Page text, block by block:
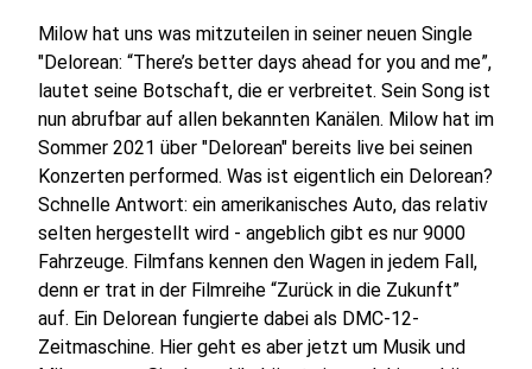
Milow hat uns was mitzuteilen in seiner neuen Single
"Delorean: “There’s better days ahead for you and me”,
lautet seine Botschaft, die er verbreitet. Sein Song ist
nun abrufbar auf allen bekannten Kanälen. Milow hat im
Sommer 2021 über "Delorean" bereits live bei seinen
Konzerten performed. Was ist eigentlich ein Delorean?
Schnelle Antwort: ein amerikanisches Auto, das relativ
selten hergestellt wird - angeblich gibt es nur 9000
Fahrzeuge. Filmfans kennen den Wagen in jedem Fall,
denn er trat in der Filmreihe “Zurück in die Zukunft”
auf. Ein Delorean fungierte dabei als DMC-12-
Zeitmaschine. Hier geht es aber jetzt um Musik und